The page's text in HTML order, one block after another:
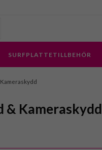
SURFPLATTETILLBEHÖR
& Kameraskydd